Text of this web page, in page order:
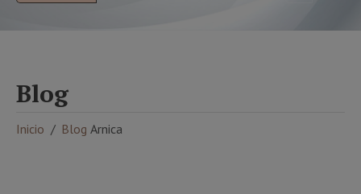
Blog
Inicio Blog Arnica